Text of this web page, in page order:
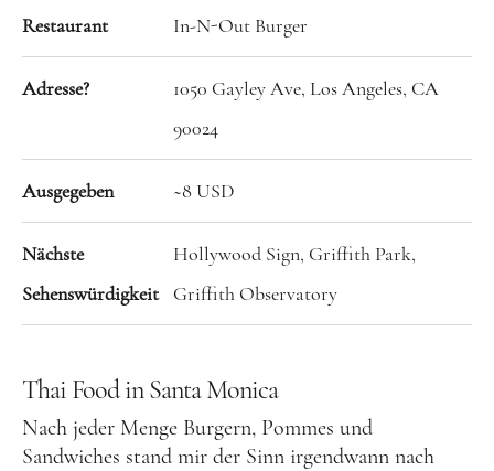
Naher Osten
Oman
Food
Kolumne
InstagramFlipboardPinterest
Restaurant In-N-Out Burger
Adresse?
1050 Gayley Ave, Los Angeles, CA
90024
Ausgegeben ~8 USD
Nächste
Sehenswürdigkeit
Hollywood Sign, Griffith Park,
Griffith Observatory
Thai Food in Santa Monica
Nach jeder Menge Burgern, Pommes und
Sandwiches stand mir der Sinn irgendwann nach